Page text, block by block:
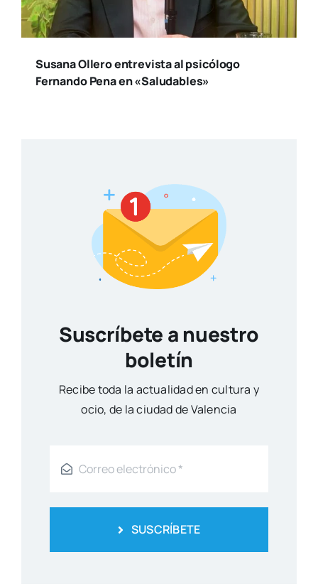
Susana Ollero entrevista al psicólogo
Fernando Pena en «Saludables»
Suscríbete a nuestro
boletín
Reci­be toda la actua­li­dad en cul­tu­ra y
ocio, de la ciu­dad de Valen­cia
SUSCRÍBETE